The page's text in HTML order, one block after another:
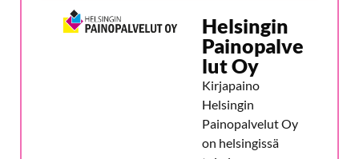
Helsingin
Painopalve
lut Oy
Kirjapaino
Helsingin
Painopalvelut Oy
on helsingissä